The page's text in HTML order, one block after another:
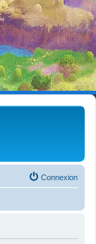
Connexion